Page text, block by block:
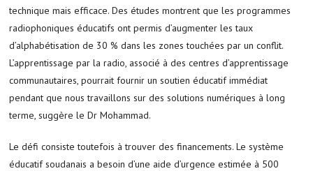
technique mais efficace. Des études montrent que les programmes
radiophoniques éducatifs ont permis d’augmenter les taux
d’alphabétisation de 30 % dans les zones touchées par un conflit.
L’apprentissage par la radio, associé à des centres d’apprentissage
communautaires, pourrait fournir un soutien éducatif immédiat
pendant que nous travaillons sur des solutions numériques à long
terme, suggère le Dr Mohammad.
Le défi consiste toutefois à trouver des financements. Le système
éducatif soudanais a besoin d’une aide d’urgence estimée à 500